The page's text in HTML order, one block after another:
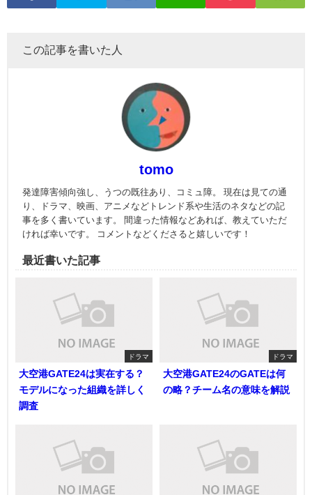
この記事を書いた人
tomo
発達障害傾向強し、うつの既往あり、コミュ障。 現在は見ての通
り、ドラマ、映画、アニメなどトレンド系や生活のネタなどの記
事を多く書いています。 間違った情報などあれば、教えていただ
ければ幸いです。 コメントなどくださると嬉しいです！
最近書いた記事
ドラマ
大空港GATE24は実在する？
モデルになった組織を詳しく
調査
ドラマ
大空港GATE24のGATEは何
の略？チーム名の意味を解説